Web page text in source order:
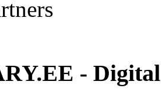
-